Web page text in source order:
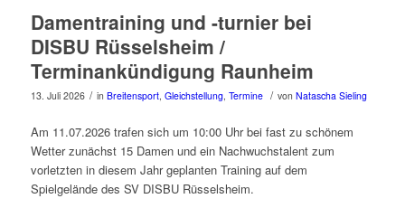
Damentraining und -turnier bei
DISBU Rüsselsheim /
Terminankündigung Raunheim
13. Juli 2026 / in Breitensport, Gleichstellung, Termine / von Natascha Sieling
Am 11.07.2026 trafen sich um 10:00 Uhr bei fast zu schönem
Wetter zunächst 15 Damen und ein Nachwuchstalent zum
vorletzten in diesem Jahr geplanten Training auf dem
Spielgelände des SV DISBU Rüsselsheim.